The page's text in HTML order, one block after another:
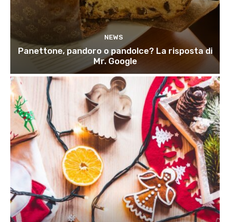
NEWS
Panettone, pandoro o pandolce? La risposta di
Mr. Google